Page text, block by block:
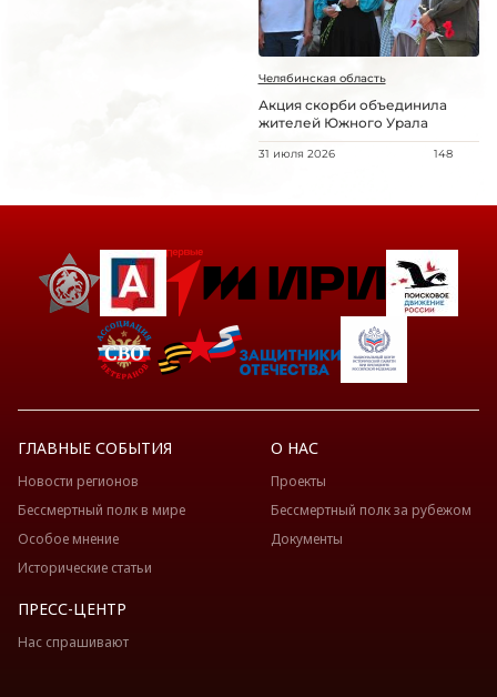
Челябинская область
Акция скорби объединила
жителей Южного Урала
31 июля 2026 148
ГЛАВНЫЕ СОБЫТИЯ
Новости регионов
Бессмертный полк в мире
Особое мнение
Исторические статьи
О НАС
Проекты
Бессмертный полк за рубежом
Документы
ПРЕСС-ЦЕНТР
Нас спрашивают